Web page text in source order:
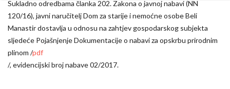
Sukladno odredbama članka 202. Zakona o javnoj nabavi (NN
120/16), javni naručitelj Dom za starije i nemoćne osobe Beli
Manastir dostavlja u odnosu na zahtjev gospodarskog subjekta
sljedeće Pojašnjenje Dokumentacije o nabavi za opskrbu prirodnim
plinom /pdf
/, evidencijski broj nabave 02/2017.